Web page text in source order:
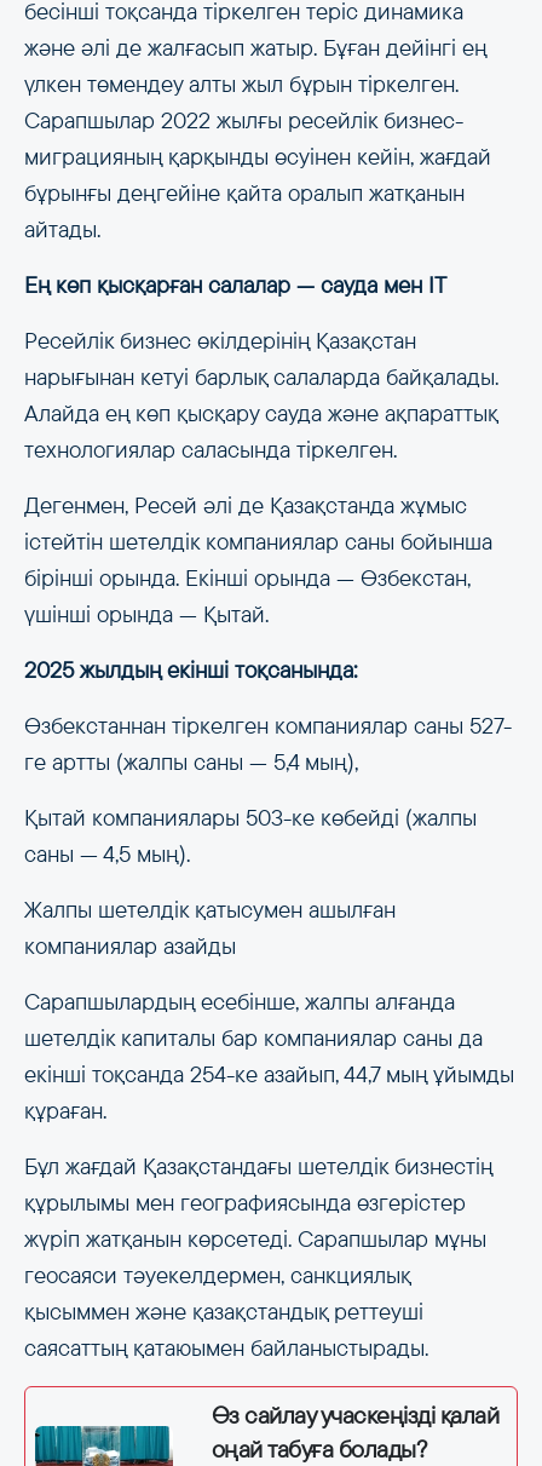
бесінші тоқсанда тіркелген теріс динамика
және әлі де жалғасып жатыр. Бұған дейінгі ең
үлкен төмендеу алты жыл бұрын тіркелген.
Сарапшылар 2022 жылғы ресейлік бизнес-
миграцияның қарқынды өсуінен кейін, жағдай
бұрынғы деңгейіне қайта оралып жатқанын
айтады.
Ең көп қысқарған салалар — сауда мен IT
Ресейлік бизнес өкілдерінің Қазақстан
нарығынан кетуі барлық салаларда байқалады.
Алайда ең көп қысқару сауда және ақпараттық
технологиялар саласында тіркелген.
Дегенмен, Ресей әлі де Қазақстанда жұмыс
істейтін шетелдік компаниялар саны бойынша
бірінші орында. Екінші орында — Өзбекстан,
үшінші орында — Қытай.
2025 жылдың екінші тоқсанында:
Өзбекстаннан тіркелген компаниялар саны 527-
ге артты (жалпы саны — 5,4 мың),
Қытай компаниялары 503-ке көбейді (жалпы
саны — 4,5 мың).
Жалпы шетелдік қатысумен ашылған
компаниялар азайды
Сарапшылардың есебінше, жалпы алғанда
шетелдік капиталы бар компаниялар саны да
екінші тоқсанда 254-ке азайып, 44,7 мың ұйымды
құраған.
Бұл жағдай Қазақстандағы шетелдік бизнестің
құрылымы мен географиясында өзгерістер
жүріп жатқанын көрсетеді. Сарапшылар мұны
геосаяси тәуекелдермен, санкциялық
қысыммен және қазақстандық реттеуші
саясаттың қатаюымен байланыстырады.
Өз сайлау учаскеңізді қалай
оңай табуға болады?